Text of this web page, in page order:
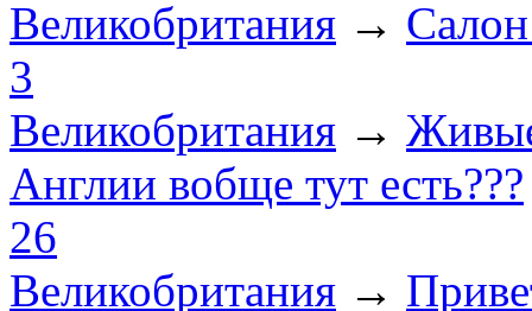
Великобритания →
3
Великобритания →
Англии вобще тут есть???
26
Великобритания →